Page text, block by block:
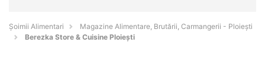
Şoimii Alimentari
Magazine Alimentare, Brutării, Carmangerii - Ploieşti
Berezka Store & Cuisine Ploiești